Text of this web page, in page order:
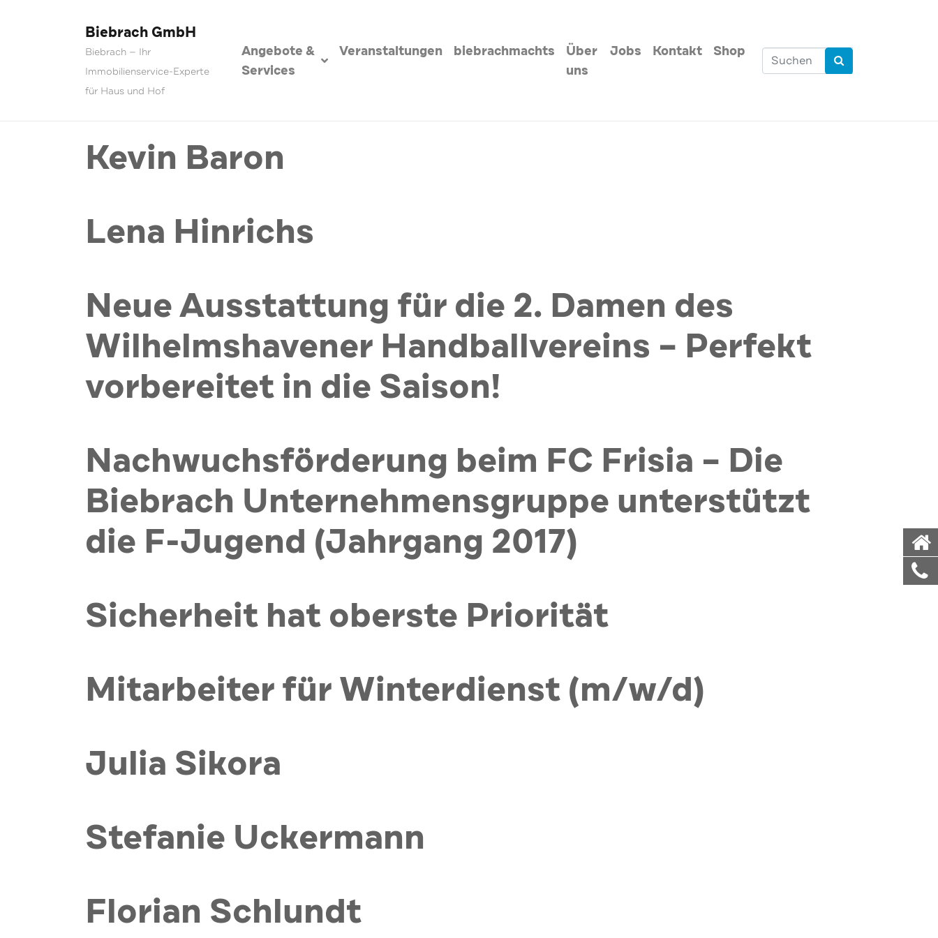
Biebrach GmbH
Biebrach — Ihr
Immobilienservice-Experte
für Haus und Hof
Angebote &
Services
Veranstaltungen biebrachmachts
Über
uns
Jobs Kontakt Shop
Kevin Baron
Lena Hinrichs
Neue Ausstattung für die 2. Damen des
Wilhelmshavener Handballvereins – Perfekt
vorbereitet in die Saison!
Nachwuchsförderung beim FC Frisia – Die
Biebrach Unternehmensgruppe unterstützt
die F-Jugend (Jahrgang 2017)
Sicherheit hat oberste Priorität
Mitarbeiter für Winterdienst (m/w/d)
Julia Sikora
Stefanie Uckermann
Florian Schlundt